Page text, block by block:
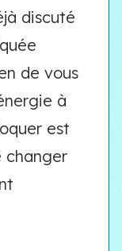
discuté
de vous
à
est
changer